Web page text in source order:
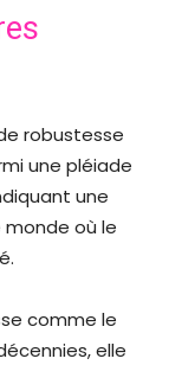
robustesse
une pléiade
une
où le
comme le
elle